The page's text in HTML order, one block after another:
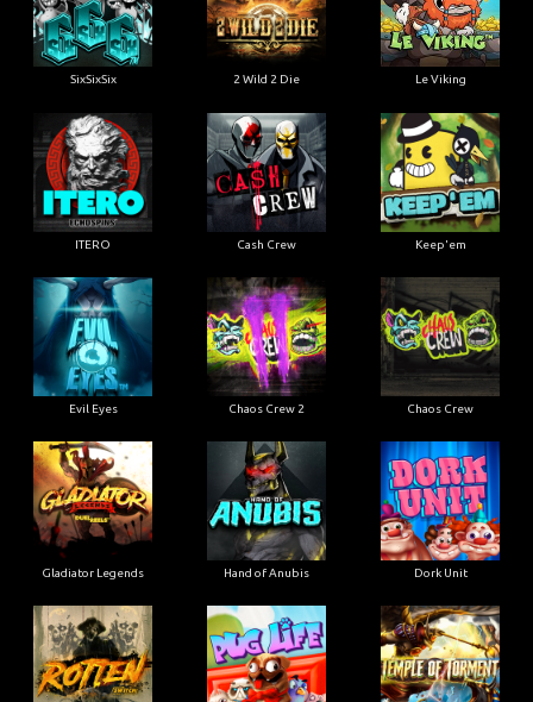
SixSixSix 2 Wild 2 Die Le Viking
ITERO Cash Crew Keep'em
Evil Eyes Chaos Crew 2 Chaos Crew
Gladiator Legends Hand of Anubis Dork Unit